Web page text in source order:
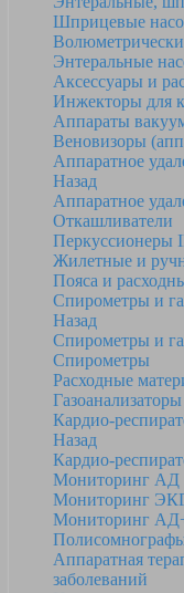
Шприцевые
Энтеральные
Аксессуары и
Инжекторы для
Аппараты
Веновизоры
Аппаратное
Назад
Аппаратное
Откашливатели
Перкуссионеры
Жилетные и
Пояса и
Спирометры и
Назад
Спирометры и
Спирометры
Расходные
Газоанализаторы
Кардио-
Назад
Кардио-
Мониторинг АД
Мониторинг
Мониторинг
Аппаратная
заболеваний